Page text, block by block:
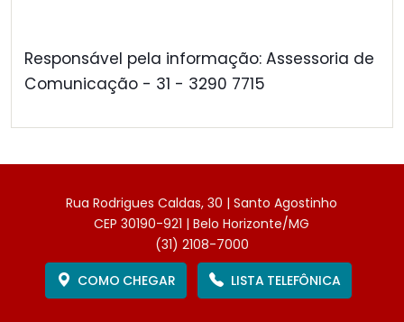
Responsável pela informação: Assessoria de
Comunicação - 31 - 3290 7715
Rua Rodrigues Caldas, 30 | Santo Agostinho
CEP 30190-921 | Belo Horizonte/MG
(31) 2108-7000
COMO CHEGAR
LISTA TELEFÔNICA